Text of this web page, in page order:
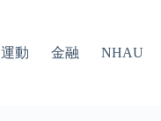
運動 金融 NHAU